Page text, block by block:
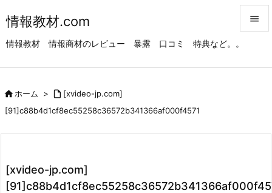
情報教材.com
情報教材 情報商材のレビュー 暴露 口コミ 特典など。。


検索
ホーム >  [xvideo-jp.com]
[91]c88b4d1cf8ec55258c36572b341366af000f4571
[xvideo-jp.com]